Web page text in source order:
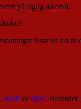
på laglig alkohol.
visar att det
, Skattav nisse. Bokmärk